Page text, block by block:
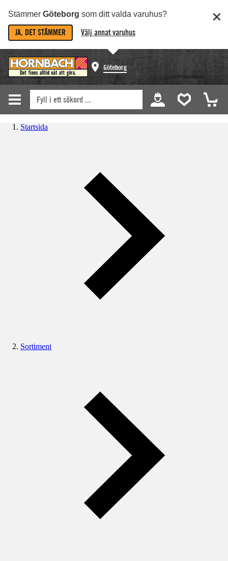
Stämmer Göteborg som ditt valda varuhus?
JA, DET STÄMMER Välj annat varuhus
Göteborg
Startsida
Sortiment